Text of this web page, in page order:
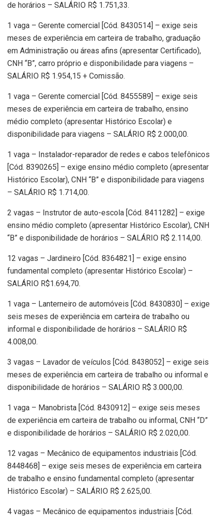
de horários – SALÁRIO R$ 1.751,33.
1 vaga – Gerente comercial [Cód. 8430514] – exige seis
meses de experiência em carteira de trabalho, graduação
em Administração ou áreas afins (apresentar Certificado),
CNH “B”, carro próprio e disponibilidade para viagens –
SALÁRIO R$ 1.954,15 + Comissão.
1 vaga – Gerente comercial [Cód. 8455589] – exige seis
meses de experiência em carteira de trabalho, ensino
médio completo (apresentar Histórico Escolar) e
disponibilidade para viagens – SALÁRIO R$ 2.000,00.
1 vaga – Instalador-reparador de redes e cabos telefônicos
[Cód. 8390265] – exige ensino médio completo (apresentar
Histórico Escolar), CNH “B” e disponibilidade para viagens
– SALÁRIO R$ 1.714,00.
2 vagas – Instrutor de auto-escola [Cód. 8411282] – exige
ensino médio completo (apresentar Histórico Escolar), CNH
“B” e disponibilidade de horários – SALÁRIO R$ 2.114,00.
12 vagas – Jardineiro [Cód. 8364821] – exige ensino
fundamental completo (apresentar Histórico Escolar) –
SALÁRIO R$1.694,70.
1 vaga – Lanterneiro de automóveis [Cód. 8430830] – exige
seis meses de experiência em carteira de trabalho ou
informal e disponibilidade de horários – SALÁRIO R$
4.008,00.
3 vagas – Lavador de veículos [Cód. 8438052] – exige seis
meses de experiência em carteira de trabalho ou informal e
disponibilidade de horários – SALÁRIO R$ 3.000,00.
1 vaga – Manobrista [Cód. 8430912] – exige seis meses
de experiência em carteira de trabalho ou informal, CNH “D”
e disponibilidade de horários – SALÁRIO R$ 2.020,00.
12 vagas – Mecânico de equipamentos industriais [Cód.
8448468] – exige seis meses de experiência em carteira
de trabalho e ensino fundamental completo (apresentar
Histórico Escolar) – SALÁRIO R$ 2.625,00.
4 vagas – Mecânico de equipamentos industriais [Cód.